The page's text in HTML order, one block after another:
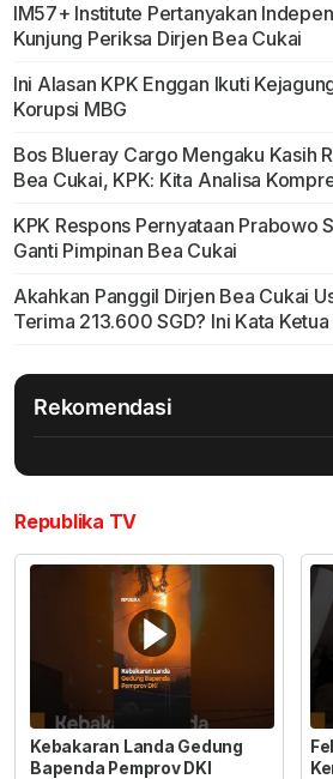
IM57+ Institute Pertanyakan
Kunjung Periksa Dirjen Bea Cukai
Ini Alasan KPK Enggan Ikuti
Korupsi MBG
Bos Blueray Cargo Mengaku Kasih
Bea Cukai, KPK: Kita Analisa
KPK Respons Pernyataan Prabowo
Ganti Pimpinan Bea Cukai
Akahkan Panggil Dirjen Bea Cukai
Terima 213.600 SGD? Ini Kata Ketua
Rekomendasi
Republika TV
Kebakaran Landa Gedung
Bapenda Pemprov DKI